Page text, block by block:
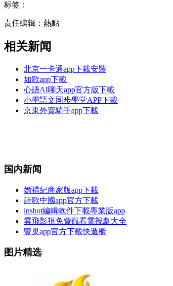
标签：
责任编辑：熱點
相关新闻
北京一卡通app下載安裝
如歌app下載
心語AI聊天app官方版下載
小學語文同步學堂APP下載
京東外賣騎手app下載
国内新闻
婚禮紀商家版app下載
詩歌中國app官方下載
inshot編輯軟件下載專業版app
雲飛影視免費觀看電視劇大全
豐巢app官方下載快遞櫃
图片精选